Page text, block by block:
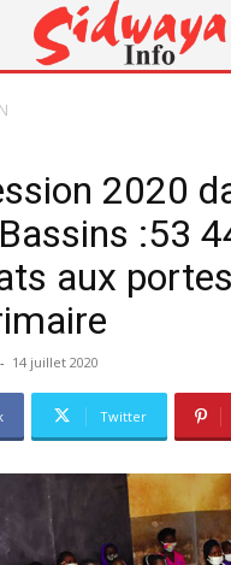
2020
:53
aux
- 14 juillet 2020
Twitter